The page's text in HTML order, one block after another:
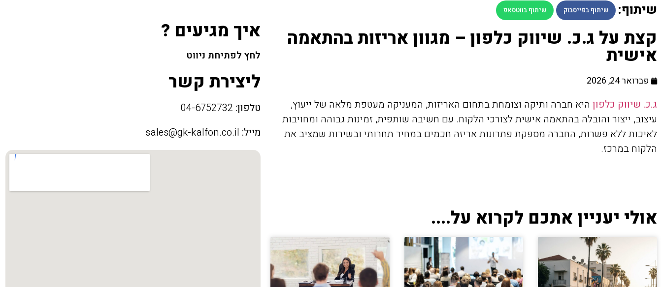
שיתוף: שיתוף בפייסבוק שיתוף בווטסאפ
קצת על ג.כ. שיווק כלפון – מגוון אריזות בהתאמה
אישית
פברואר 24, 2026
ג.כ. שיווק כלפון היא חברה ותיקה וצומחת בתחום האריזות, המעניקה מעטפת מלאה של ייעוץ,
עיצוב, ייצור והובלה בהתאמה אישית לצורכי הלקוח. עם חשיבה שותפית, זמינות גבוהה ומחויבות
לאיכות ללא פשרות, החברה מספקת פתרונות אריזה חכמים במחיר תחרותי ובשירות שמציב את
הלקוח במרכז.
אולי יעניין אתכם לקרוא על....
איך מגיעים ?
לחץ לפתיחת ניווט
ליצירת קשר
טלפון:
מייל: sales@gk-kalfon.co.il